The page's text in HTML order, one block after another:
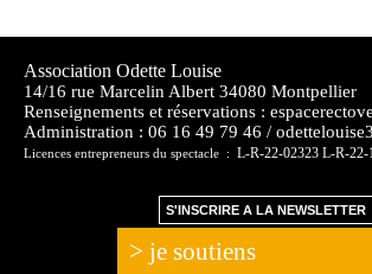
Association Odette Louise
14/16 rue Marcelin Albert 34080 Montpellier
Renseignements et réservations :
Administration : 06 16 49 79 46 /
Licences entrepreneurs du spectacle : L-R-22-02323 L-R-22-
S'INSCRIRE A LA NEWSLETTER
> je soutiens